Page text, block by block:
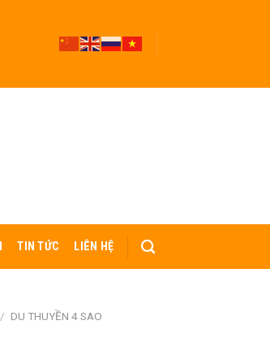
TIN TỨC LIÊN HỆ
/ DU THUYỀN 4 SAO